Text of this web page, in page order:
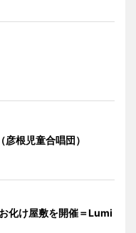
根児童合唱団）
化け屋敷を開催＝Lumi